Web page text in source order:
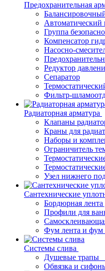
Предохранительная
Автоматический
Группа
Компенсатор
Насосно-
Редуктор
Сепаратор
Фильтр-
Радиаторная арматура
Клапаны
Краны для
Наборы и
Ограничитель
Узел нижнего
Сантехнические
Бордюрная лента
Профили для
Фум лента и фум
Системы слива
Душевые трапы
Обвязка и